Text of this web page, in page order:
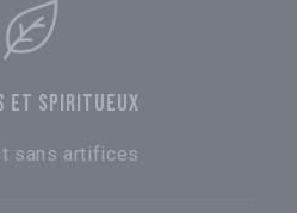
ET SPIRITUEUX
sans artifices